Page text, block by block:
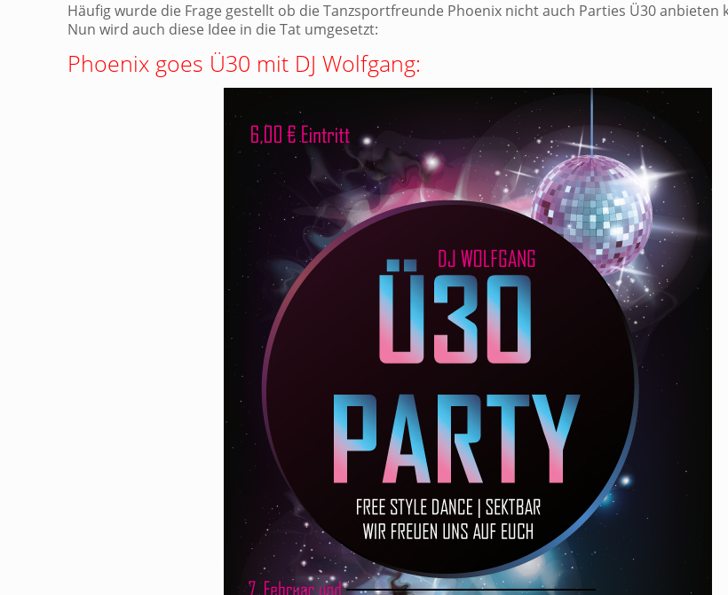
Häufig wurde die Frage gestellt ob die Tanzsportfreunde Phoenix nicht auch Parties Ü30 anbieten
Nun wird auch diese Idee in die Tat umgesetzt:
Phoenix goes Ü30 mit DJ Wolfgang: